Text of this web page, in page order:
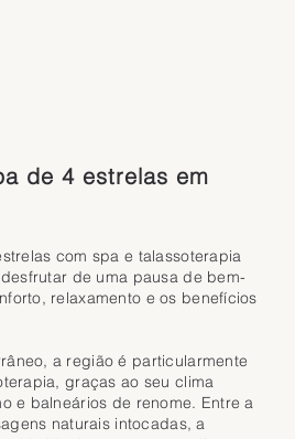
de 4 estrelas em
com spa e talassoterapia
de uma pausa de bem-
relaxamento e os benefícios
a região é particularmente
graças ao seu clima
e balneários de renome. Entre a
naturais intocadas, a